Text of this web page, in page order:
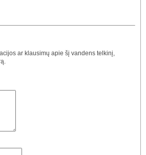
ar klausimų apie šį vandens telkinį,